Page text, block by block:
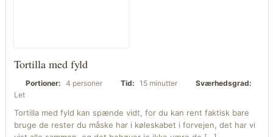
Tortilla med fyld
Portioner: 4 personer Tid: 15 minutter
Sværhedsgrad:
Let
Tortilla med fyld kan spænde vidt, for du kan rent faktisk bare
bruge de rester du måske har i køleskabet i forvejen, det har vi